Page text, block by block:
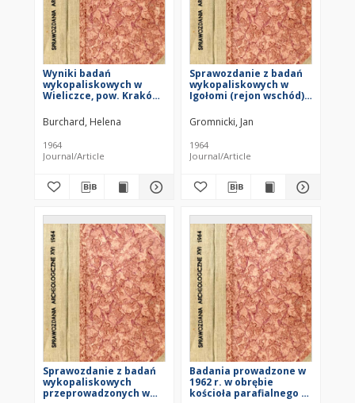
Wyniki badań
wykopaliskowych w
Wieliczce, pow. Kraków,
Burchard, Helena
1964
Journal/Article
Sprawozdanie z badań
wykopaliskowych w
Igołomi (rejon wschód)
Gromnicki, Jan
1964
Journal/Article
Sprawozdanie z badań
wykopaliskowych
przeprowadzonych w
Badania prowadzone w
1962 r. w obrębie
kościoła parafialnego w